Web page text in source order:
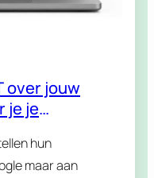
over jouw
je je
hun
maar aan